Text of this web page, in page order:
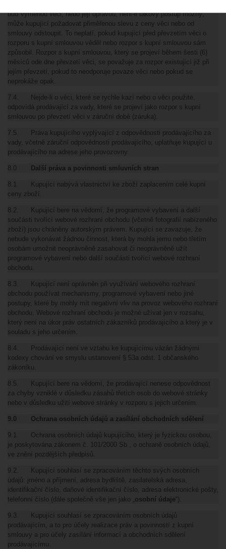
buď výměnou věci, nebo její opravou; není-li takový postup možný,
může kupující požadovat přiměřenou slevu z ceny věci nebo od
smlouvy odstoupit. To neplatí, pokud kupující před převzetím věci o
rozporu s kupní smlouvou věděl nebo rozpor s kupní smlouvou sám
způsobil. Rozpor s kupní smlouvou, který se projeví během šesti (6)
měsíců ode dne převzetí věci, se považuje za rozpor existující již při
jejím převzetí, pokud to neodporuje povaze věci nebo pokud se
neprokáže opak.
7.4. Nejde-li o věci, které se rychle kazí nebo o věci použité,
odpovídá prodávající za vady, které se projeví jako rozpor s kupní
smlouvou po převzetí věci v záruční době (záruka).
7.5. Práva kupujícího vyplývající z odpovědnosti prodávajícího za
vady, včetně záruční odpovědnosti prodávajícího, uplatňuje kupující u
prodávajícího na adrese jeho provozovny.
8.0 Další práva a povinnosti smluvních stran
8.1. Kupující nabývá vlastnictví ke zboží zaplacením celé kupní
ceny zboží.
8.2. Kupující bere na vědomí, že programové vybavení a další
součásti tvořící webové rozhraní obchodu (včetně fotografií nabízeného
zboží) jsou chráněny autorským právem. Kupující se zavazuje, že
nebude vykonávat žádnou činnost, která by mohla jemu nebo třetím
osobám umožnit neoprávněně zasahovat či neoprávněně užít
programové vybavení nebo další součásti tvořící webové rozhraní
obchodu.
8.3. Kupující není oprávněn při využívání webového rozhraní
obchodu používat mechanismy, programové vybavení nebo jiné
postupy, které by mohly mít negativní vliv na provoz webového rozhraní
obchodu. Webové rozhraní obchodu je možné užívat jen v rozsahu,
který není na úkor práv ostatních zákazníků prodávajícího a který je v
souladu s jeho určením.
8.4. Prodávající není ve vztahu ke kupujícímu vázán žádnými
kodexy chování ve smyslu ustanovení § 53a odst. 1 občanského
zákoníku.
8.5. Kupující bere na vědomí, že prodávající nenese odpovědnost
za chyby vzniklé v důsledku zásahů třetích osob do webové stránky
nebo v důsledku užití webové stránky v rozporu s jejich určením.
9.0 Ochrana osobních údajů a zasílání obchodních sdělení
9.1. Ochrana osobních údajů kupujícího, který je fyzickou osobou,
je poskytována zákonem č. 101/2000 Sb., o ochraně osobních údajů,
ve znění pozdějších předpisů.
9.2. Kupující souhlasí se zpracováním těchto svých osobních
údajů: jméno a příjmení, adresa bydliště, zasilatelská adresa,
identifikační číslo, daňové identifikační číslo, adresa elektronické pošty,
telefonní číslo (dále společně vše jen jako „osobní údaje “).
9.3. Kupující souhlasí se zpracováním osobních údajů
prodávajícím, a to pro účely realizace práv a povinností z kupní
smlouvy a pro účely zasílání informací a obchodních sdělení
prodávajícímu.